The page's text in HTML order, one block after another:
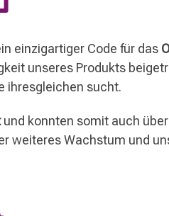
einzigartiger Code für das
unseres Produkts
ihresgleichen sucht.
und konnten somit auch über
weiteres Wachstum und